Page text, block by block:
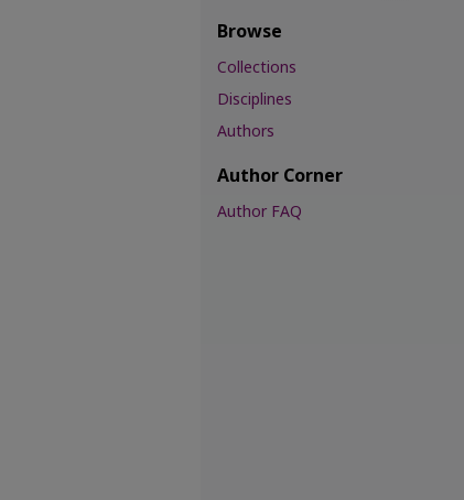
Browse
Collections
Disciplines
Authors
Author Corner
Author FAQ